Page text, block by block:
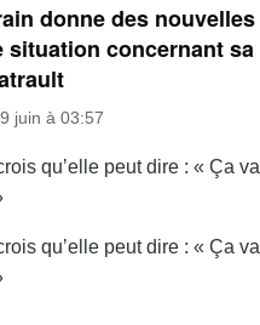
donne des
situation concernant sa
juin à 03:57
qu’elle peut dire : « Ça
qu’elle peut dire : « Ça